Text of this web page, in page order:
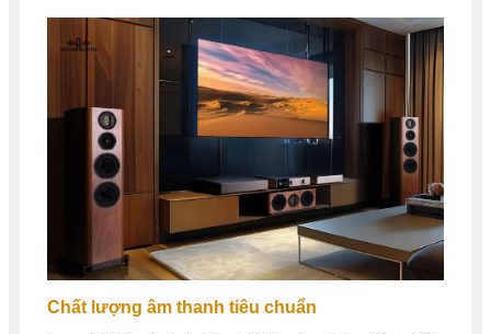
Chất lượng âm thanh tiêu chuẩn